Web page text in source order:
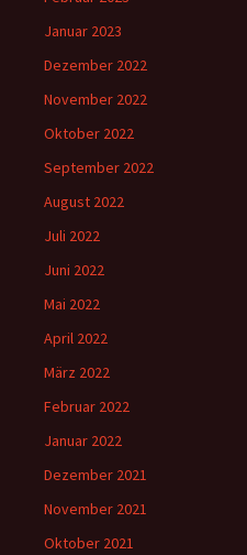
Januar 2023
Dezember 2022
November 2022
Oktober 2022
September 2022
August 2022
Juli 2022
Juni 2022
Mai 2022
April 2022
März 2022
Februar 2022
Januar 2022
Dezember 2021
November 2021
Oktober 2021